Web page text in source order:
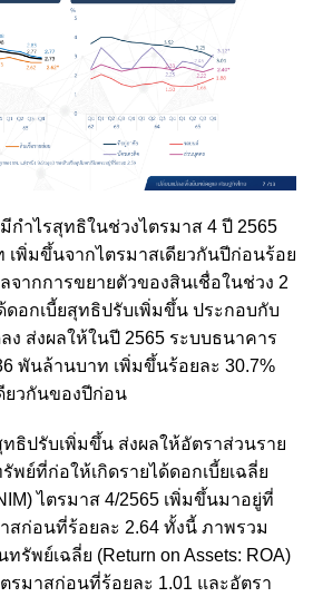
ำไรสุทธิในช่วงไตรมาส 4 ปี 2565
เพิ่มขึ้นจากไตรมาสเดียวกันปีก่อนร้อย
จากการขยายตัวของสินเชื่อในช่วง 2
อกเบี้ยสุทธิปรับเพิ่มขึ้น ประกอบกับ
ง ส่งผลให้ในปี 2565 ระบบธนาคาร
พันล้านบาท เพิ่มขึ้นร้อยละ 30.7%
ยวกันของปีก่อน
ธิปรับเพิ่มขึ้น ส่งผลให้อัตราส่วนราย
พย์ที่ก่อให้เกิดรายได้ดอกเบี้ยเฉลี่ย
ไตรมาส 4/2565 เพิ่มขึ้นมาอยู่ที่
สก่อนที่ร้อยละ 2.64 ทั้งนี้ ภาพรวม
รัพย์เฉลี่ย (Return on Assets: ROA)
รมาสก่อนที่ร้อยละ 1.01 และอัตรา